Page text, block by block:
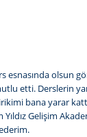
esnasında olsun
etti. Derslerin
bana yarar
Gelişim